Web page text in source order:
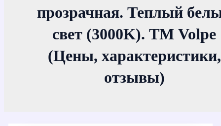
прозрачная. Теплый
свет (3000K). ТМ Volpe
(Цены, характеристики,
отзывы)